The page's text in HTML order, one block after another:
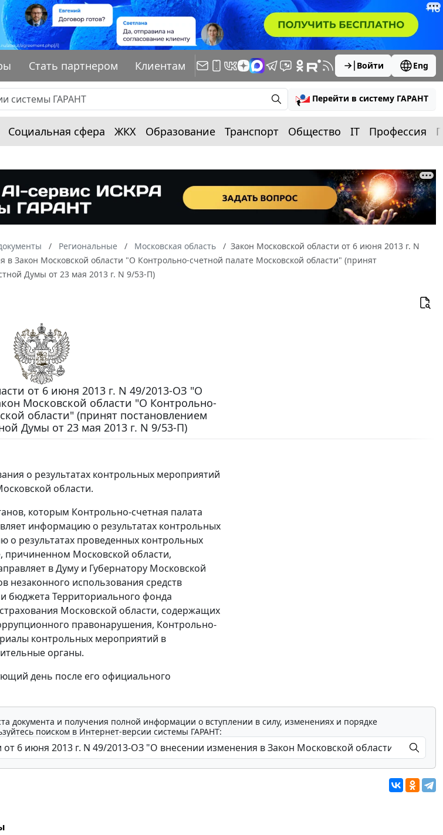
Стать партнером Клиентам Войти Eng
Перейти в систему ГАРАНТ
Социальная сфера ЖКХ Образование Транспорт Общество IT Профессия
Региональные Московская область
Закон Московской области от 6 июня 2013 г. N
Закон Московской области "О Контрольно-счетной палате Московской области" (принят
Думы от 23 мая 2013 г. N 9/53-П)
от 6 июня 2013 г. N 49/2013-ОЗ "О
Московской области "О Контрольно-
области" (принят постановлением
Думы от 23 мая 2013 г. N 9/53-П)
о результатах контрольных мероприятий
области.
которым Контрольно-счетная палата
информацию о результатах контрольных
о результатах проведенных контрольных
причиненном Московской области,
в Думу и Губернатору Московской
незаконного использования средств
бюджета Территориального фонда
Московской области, содержащих
правонарушения, Контрольно-
контрольных мероприятий в
органы.
день после его официального
документа и получения полной информации о вступлении в силу, изменениях и порядке
поиском в Интернет-версии системы ГАРАНТ: